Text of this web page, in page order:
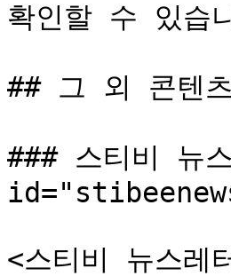
확인할 수 있습
## 그 외 콘텐
### 스티비
<스티비 뉴스레